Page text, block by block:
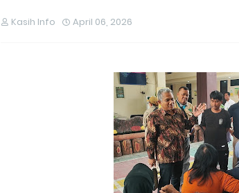
Kasih Info April 06, 2026